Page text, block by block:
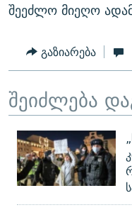
შეეძლო მიეღო
გაზიარება
შეიძლება